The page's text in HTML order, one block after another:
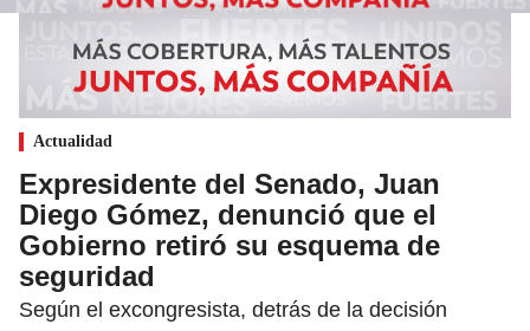
Actualidad
Expresidente del Senado, Juan
Diego Gómez, denunció que el
Gobierno retiró su esquema de
seguridad
Según el excongresista, detrás de la decisión